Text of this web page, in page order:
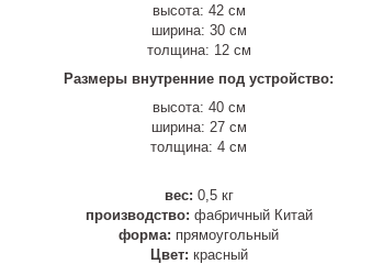
высота: 42 см
ширина: 30 см
толщина: 12 см
Размеры внутренние под устройство:
высота: 40 см
ширина: 27 см
толщина: 4 см
вес: 0,5 кг
производство: фабричный Китай
форма: прямоугольный
Цвет: красный